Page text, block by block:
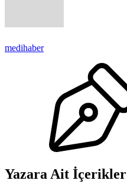
medihaber
Yazara Ait İçerikler